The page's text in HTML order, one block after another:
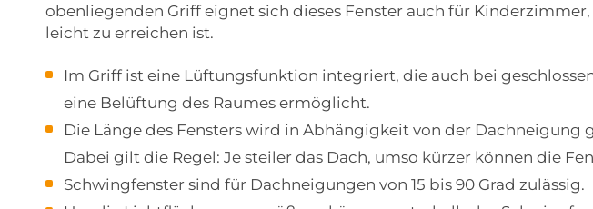
obenliegenden Griff eignet sich dieses Fenster auch für
leicht zu erreichen ist.
Im Griff ist eine Lüftungsfunktion integriert, die auch bei
eine Belüftung des Raumes ermöglicht.
Die Länge des Fensters wird in Abhängigkeit von der Dachneigung
Dabei gilt die Regel: Je steiler das Dach, umso kürzer können die
Schwingfenster sind für Dachneigungen von 15 bis 90 Grad zulässig.